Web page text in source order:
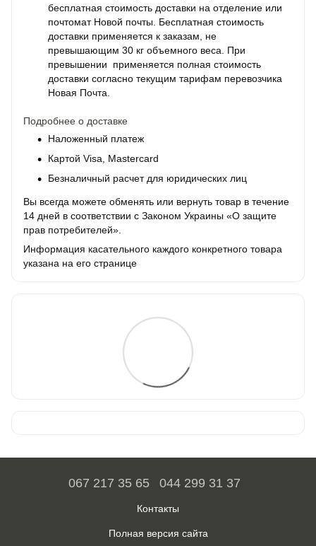
бесплатная стоимость доставки на отделение или
почтомат Новой почты. Бесплатная стоимость
доставки применяется к заказам, не
превышающим 30 кг объемного веса. При
превышении применяется полная стоимость
доставки согласно текущим тарифам перевозчика
Новая Почта.
Подробнее о доставке
Наложенный платеж
Картой Visa, Mastercard
Безналичный расчет для юридических лиц
Вы всегда можете обменять или вернуть товар в течение
14 дней в соответствии с Законом Украины «О защите
прав потребителей».
Информация касательного каждого конкретного товара
указана на его странице
067 217 35 65 044 299 31 37
Контакты
Полная версия сайта